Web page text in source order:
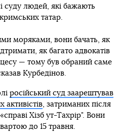
суду людей, які бажають
татар.
моряками, вони бачать, як
як багато адвокатів
— тому був обраний саме
Курбедінов.
російський суд заарештував
активістів, затриманих після
Хізб ут-Тахрір". Вони
до 15 травня.